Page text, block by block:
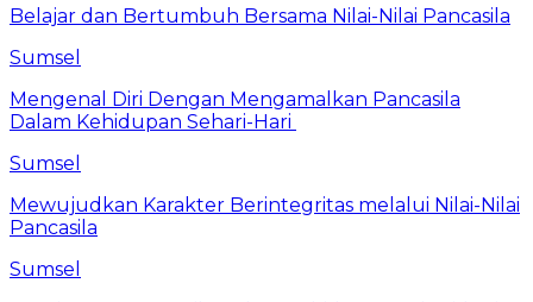
Belajar dan Bertumbuh Bersama Nilai-Nilai Pancasila
Sumsel
Mengenal Diri Dengan Mengamalkan Pancasila
Dalam Kehidupan Sehari-Hari
Sumsel
Mewujudkan Karakter Berintegritas melalui Nilai-Nilai
Pancasila
Sumsel